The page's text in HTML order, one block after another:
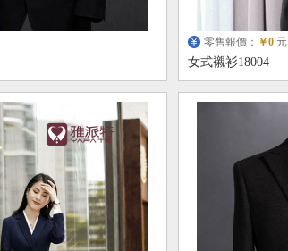
零售報價： ￥0 元
女式襯衫18004